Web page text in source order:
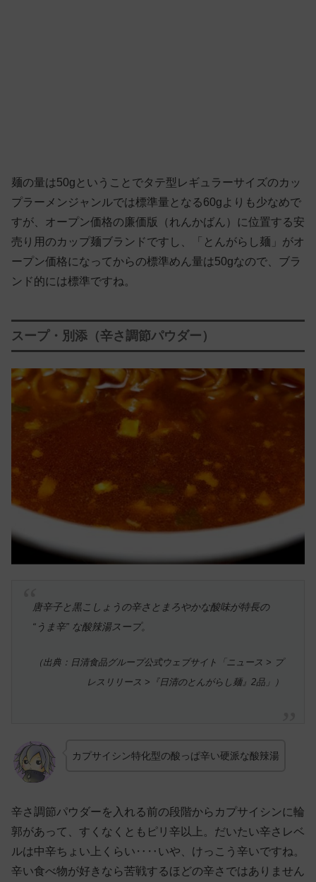
麺の量は50gということでタテ型レギュラーサイズのカッ
プラーメンジャンルでは標準量となる60gよりも少なめで
すが、オープン価格の廉価版（れんかばん）に位置する安
売り用のカップ麺ブランドですし、「とんがらし麺」がオ
ープン価格になってからの標準めん量は50gなので、ブラ
ンド的には標準ですね。
スープ・別添（辛さ調節パウダー）
唐辛子と黒こしょうの辛さとまろやかな酸味が特長の
“うま辛” な酸辣湯スープ。
（出典：日清食品グループ公式ウェブサイト「ニュース > プ
レスリリース >『日清のとんがらし麺』2品」）
カプサイシン特化型の酸っぱ辛い硬派な酸辣湯
辛さ調節パウダーを入れる前の段階からカプサイシンに輪
郭があって、すくなくともピリ辛以上。だいたい辛さレベ
ルは中辛ちょい上くらい‥‥いや、けっこう辛いですね。
辛い食べ物が好きなら苦戦するほどの辛さではありません